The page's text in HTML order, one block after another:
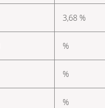
3,68 %
%
%
%